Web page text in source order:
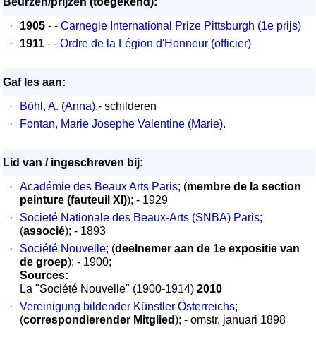
·
1905 - - Carnegie International Prize Pittsburgh (1e prijs)
·
1911 - - Ordre de la Légion d'Honneur (officier)
Gaf les aan:
·
Böhl, A. (Anna).- schilderen
·
Fontan, Marie Josephe Valentine (Marie).
Lid van / ingeschreven bij:
·
Académie des Beaux Arts Paris; (membre de la section
peinture (fauteuil XI)); - 1929
·
Societé Nationale des Beaux-Arts (SNBA) Paris;
(associé); - 1893
·
Société Nouvelle; (deelnemer aan de 1e expositie van
de groep); - 1900;
Sources:
La "Société Nouvelle" (1900-1914) 2010
·
Vereinigung bildender Künstler Österreichs;
(correspondierender Mitglied); - omstr. januari 1898